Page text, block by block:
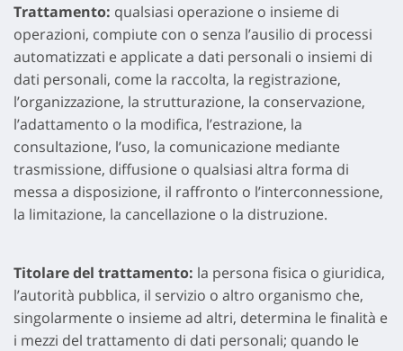
Trattamento: qualsiasi operazione o insieme di
operazioni, compiute con o senza l’ausilio di processi
automatizzati e applicate a dati personali o insiemi di
dati personali, come la raccolta, la registrazione,
l’organizzazione, la strutturazione, la conservazione,
l’adattamento o la modifica, l’estrazione, la
consultazione, l’uso, la comunicazione mediante
trasmissione, diffusione o qualsiasi altra forma di
messa a disposizione, il raffronto o l’interconnessione,
la limitazione, la cancellazione o la distruzione.
Titolare del trattamento: la persona fisica o giuridica,
l’autorità pubblica, il servizio o altro organismo che,
singolarmente o insieme ad altri, determina le finalità e
i mezzi del trattamento di dati personali; quando le